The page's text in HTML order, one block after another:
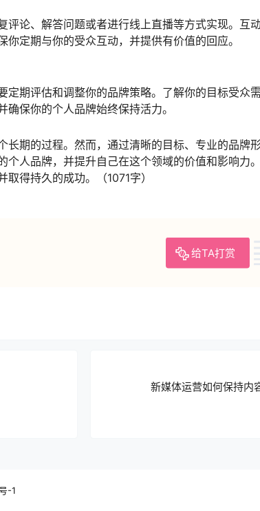
评论、解答问题或者进行线上直播等方式实现。互
定期与你的受众互动，并提供有价值的回应。
定期评估和调整你的品牌策略。了解你的目标受众
保你的个人品牌始终保持活力。
期的过程。然而，通过清晰的目标、专业的品牌
个人品牌，并提升自己在这个领域的价值和影响力
得持久的成功。（1071字）
给TA打赏
新媒体运营如何保持内
-1